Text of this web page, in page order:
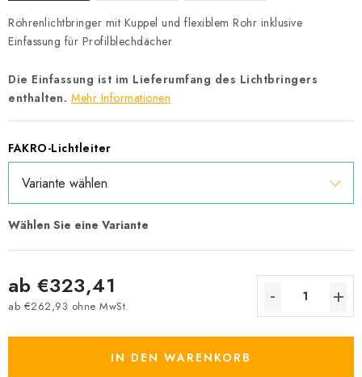
Röhrenlichtbringer mit Kuppel und flexiblem Rohr inklusive
Einfassung für Profilblechdächer
Die Einfassung ist im Lieferumfang des Lichtbringers
enthalten. Mehr Informationen
FAKRO-Lichtleiter
ab €323,41
ab €262,93 ohne MwSt.
IN DEN WARENKORB